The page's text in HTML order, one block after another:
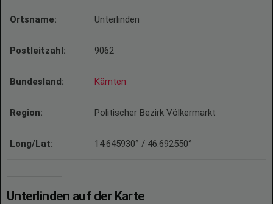
Ortsname: Unterlinden
Postleitzahl: 9062
Bundesland: Kärnten
Region: Politischer Bezirk Völkermarkt
Long/Lat: 14.645930° / 46.692550°
Unterlinden auf der Karte